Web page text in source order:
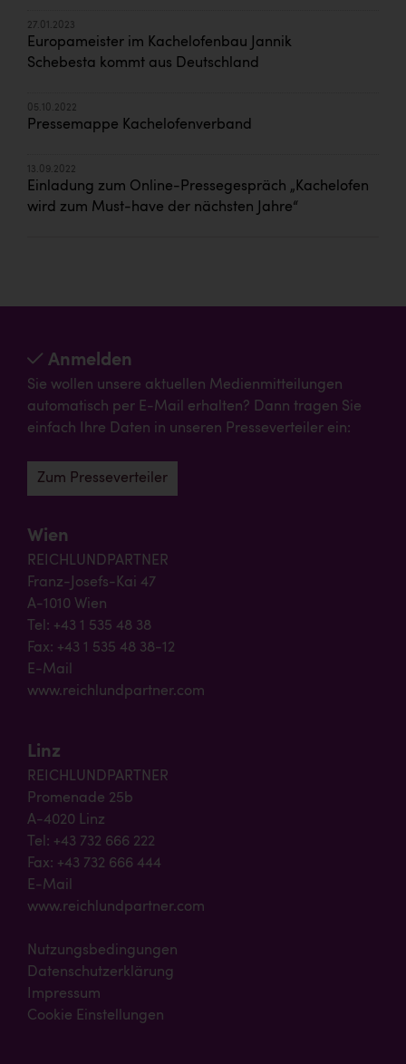
27.01.2023
Europameister im Kachelofenbau Jannik
Schebesta kommt aus Deutschland
05.10.2022
Pressemappe Kachelofenverband
13.09.2022
Einladung zum Online-Pressegespräch „Kachelofen
wird zum Must-have der nächsten Jahre“
Anmelden
Sie wollen unsere aktuellen Medienmitteilungen
automatisch per E-Mail erhalten? Dann tragen Sie
einfach Ihre Daten in unseren Presseverteiler ein:
Zum Presseverteiler
Wien
REICHLUNDPARTNER
Franz-Josefs-Kai 47
A-1010 Wien
Tel: +43 1 535 48 38
Fax: +43 1 535 48 38-12
E-Mail
www.reichlundpartner.com
Linz
REICHLUNDPARTNER
Promenade 25b
A-4020 Linz
Tel: +43 732 666 222
Fax: +43 732 666 444
E-Mail
www.reichlundpartner.com
Nutzungsbedingungen
Datenschutzerklärung
Impressum
Cookie Einstellungen